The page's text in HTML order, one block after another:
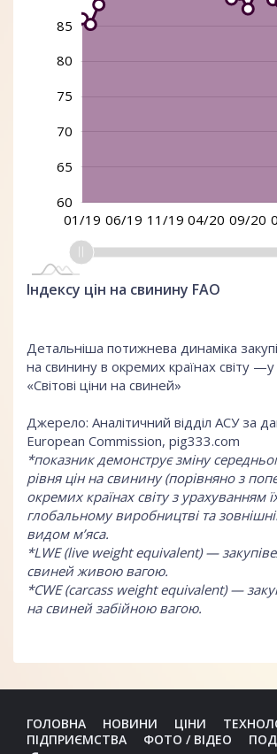
100
60
65
70
75
80
85
L
01/19
05/19
09/19
01/20
05/20 09/20
01/21
05/21
09/21 06/19 11/19 04/20
Індексу цін на свинину FAO
Детальніша потижнева динаміка
на свинину в окремих країнах світу
«Світові ціни на свиней»
Джерело: Аналітичний відділ АСУ за
European Commission, pig333.com
*показник демонструє зміну
рівня цін на свинину (порівняно з
окремих країнах світу з урахуванням
глобальному виробництві та
видом м’яса.
*LWE (live weight equivalent) —
свиней живою вагою.
*CWE (carcass weight equivalent) —
на свиней забійною вагою.
ГОЛОВНА НОВИНИ ЦІНИ
ПІДПРИЄМСТВА
ФОТО / ВІДЕО